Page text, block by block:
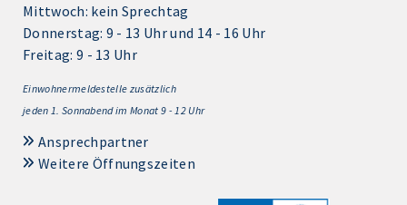
Mittwoch: kein Sprechtag
Donnerstag: 9 - 13 Uhr und 14 - 16 Uhr
Freitag: 9 - 13 Uhr
Einwohnermeldestelle zusätzlich
jeden 1. Sonnabend im Monat 9 - 12 Uhr
Ansprechpartner
Weitere Öffnungszeiten